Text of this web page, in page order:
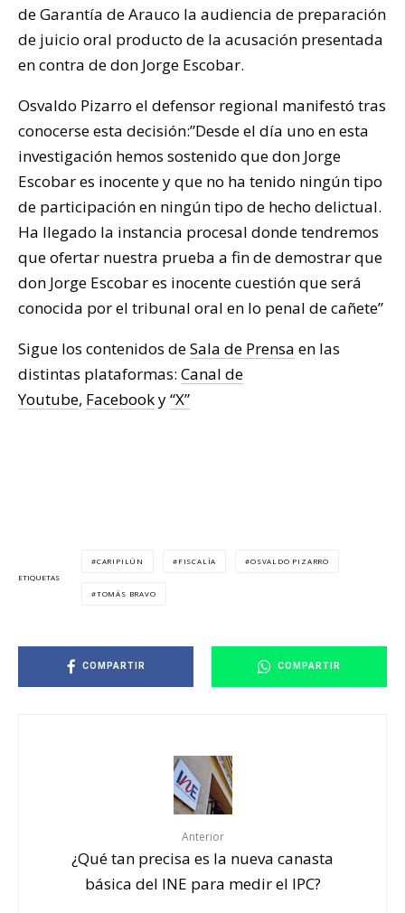
de Garantía de Arauco la audiencia de preparación
de juicio oral producto de la acusación presentada
en contra de don Jorge Escobar.
Osvaldo Pizarro el defensor regional manifestó tras
conocerse esta decisión:”Desde el día uno en esta
investigación hemos sostenido que don Jorge
Escobar es inocente y que no ha tenido ningún tipo
de participación en ningún tipo de hecho delictual.
Ha llegado la instancia procesal donde tendremos
que ofertar nuestra prueba a fin de demostrar que
don Jorge Escobar es inocente cuestión que será
conocida por el tribunal oral en lo penal de cañete”
Sigue los contenidos deSala de Prensa en las
distintas plataformas: Canal de
Youtube, Facebooky“X”
ETIQUETAS
CARIPILÚN FISCALÍA OSVALDO PIZARRO
TOMÁS BRAVO
COMPARTIR COMPARTIR
Anterior
¿Qué tan precisa es la nueva canasta
básica del INE para medir el IPC?